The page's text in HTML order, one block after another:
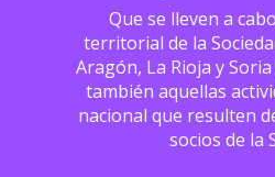
Que se lleven a
territorial de la
Aragón, La Rioja y Soria
también aquellas
nacional que resulten
socios de la